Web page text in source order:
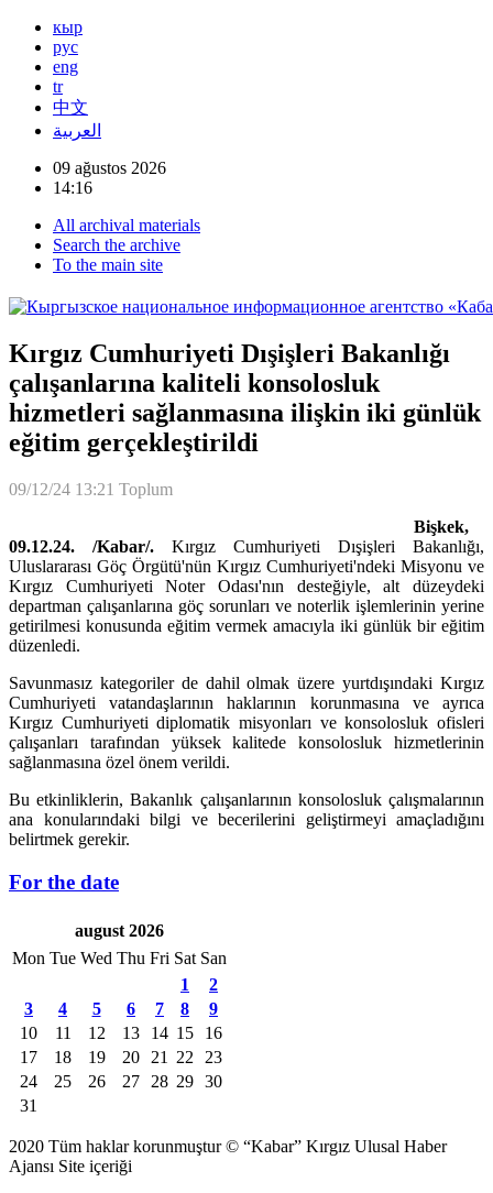
кыр
рус
eng
tr
中文
العربية
09 ağustos 2026
14:16
All archival materials
Search the archive
To the main site
Kırgız Cumhuriyeti Dışişleri Bakanlığı
çalışanlarına kaliteli konsolosluk
hizmetleri sağlanmasına ilişkin iki günlük
eğitim gerçekleştirildi
09/12/24 13:21 Toplum
Bişkek,
09.12.24. /Kabar/. Kırgız Cumhuriyeti Dışişleri Bakanlığı,
Uluslararası Göç Örgütü'nün Kırgız Cumhuriyeti'ndeki Misyonu ve
Kırgız Cumhuriyeti Noter Odası'nın desteğiyle, alt düzeydeki
departman çalışanlarına göç sorunları ve noterlik işlemlerinin yerine
getirilmesi konusunda eğitim vermek amacıyla iki günlük bir eğitim
düzenledi.
Savunmasız kategoriler de dahil olmak üzere yurtdışındaki Kırgız
Cumhuriyeti vatandaşlarının haklarının korunmasına ve ayrıca
Kırgız Cumhuriyeti diplomatik misyonları ve konsolosluk ofisleri
çalışanları tarafından yüksek kalitede konsolosluk hizmetlerinin
sağlanmasına özel önem verildi.
Bu etkinliklerin, Bakanlık çalışanlarının konsolosluk çalışmalarının
ana konularındaki bilgi ve becerilerini geliştirmeyi amaçladığını
belirtmek gerekir.
For the date
august 2026
Mon Tue Wed Thu Fri Sat San
1
2
3
4 5 6 7 8
9
10
11 12 13 14 15
16
17
18 19 20 21 22
23
24
25 26 27 28 29 30
31
2020 Tüm haklar korunmuştur © “Kabar” Kırgız Ulusal Haber
Ajansı Site içeriği